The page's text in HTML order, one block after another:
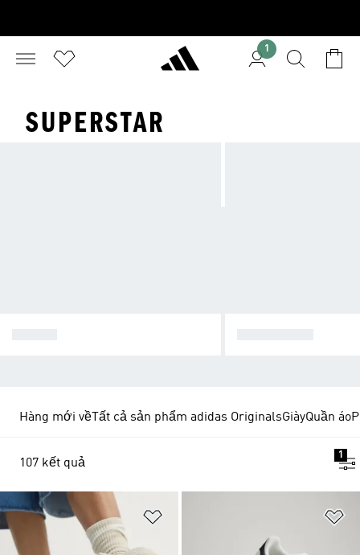
1
SUPERSTAR
Hàng mới vềTất cả sản phẩm adidas OriginalsGiàyQuần áo
107 kết quả
1